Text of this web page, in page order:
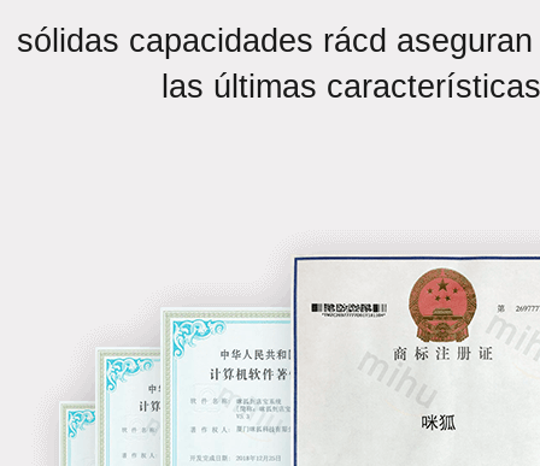
sólidas capacidades rácd
las últimas